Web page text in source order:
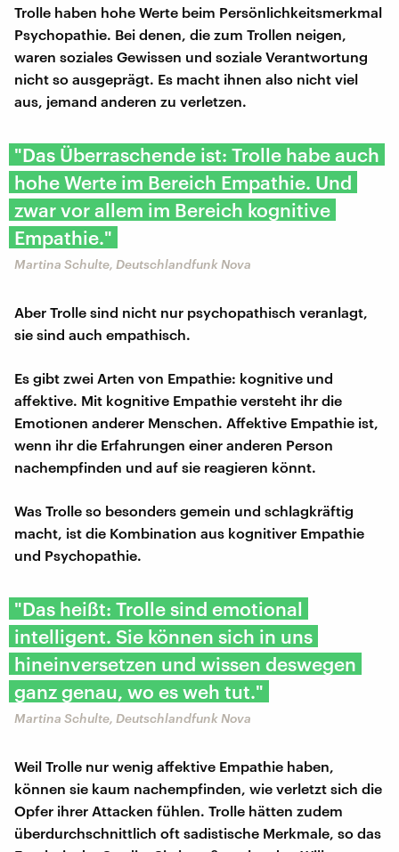
Trolle haben hohe Werte beim Persönlichkeitsmerkmal
Psychopathie. Bei denen, die zum Trollen neigen,
waren soziales Gewissen und soziale Verantwortung
nicht so ausgeprägt. Es macht ihnen also nicht viel
aus, jemand anderen zu verletzen.
"Das Überraschende ist: Trolle habe auch
hohe Werte im Bereich Empathie. Und
zwar vor allem im Bereich kognitive
Empathie."
Martina Schulte, Deutschlandfunk Nova
Aber Trolle sind nicht nur psychopathisch veranlagt,
sie sind auch empathisch.
Es gibt zwei Arten von Empathie: kognitive und
affektive. Mit kognitive Empathie versteht ihr die
Emotionen anderer Menschen. Affektive Empathie ist,
wenn ihr die Erfahrungen einer anderen Person
nachempfinden und auf sie reagieren könnt.
Was Trolle so besonders gemein und schlagkräftig
macht, ist die Kombination aus kognitiver Empathie
und Psychopathie.
"Das heißt: Trolle sind emotional
intelligent. Sie können sich in uns
hineinversetzen und wissen deswegen
ganz genau, wo es weh tut."
Martina Schulte, Deutschlandfunk Nova
Weil Trolle nur wenig affektive Empathie haben,
können sie kaum nachempfinden, wie verletzt sich die
Opfer ihrer Attacken fühlen. Trolle hätten zudem
überdurchschnittlich oft sadistische Merkmale, so das